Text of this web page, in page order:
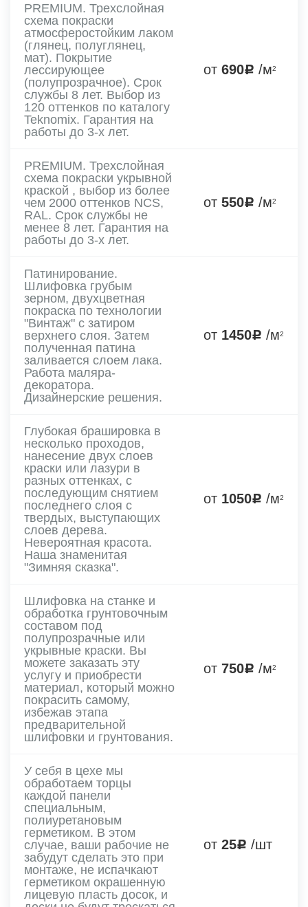
PREMIUM. Трехслойная
схема покраски
атмосферостойким лаком
(глянец, полуглянец,
мат). Покрытие
лессирующее
(полупрозрачное). Срок
службы 8 лет. Выбор из
120 оттенков по каталогу
Teknomix. Гарантия на
работы до 3-х лет.
от 690 /м2
PREMIUM. Трехслойная
схема покраски укрывной
краской , выбор из более
чем 2000 оттенков NCS,
RAL. Срок службы не
менее 8 лет. Гарантия на
работы до 3-х лет.
от 550 /м2
Патинирование.
Шлифовка грубым
зерном, двухцветная
покраска по технологии
"Винтаж" с затиром
верхнего слоя. Затем
полученная патина
заливается слоем лака.
Работа маляра-
декоратора.
Дизайнерские решения.
от 1450 /м2
Глубокая брашировка в
несколько проходов,
нанесение двух слоев
краски или лазури в
разных оттенках, с
последующим снятием
последнего слоя с
твердых, выступающих
слоев дерева.
Невероятная красота.
Наша знаменитая
"Зимняя сказка".
от 1050 /м2
Шлифовка на станке и
обработка грунтовочным
составом под
полупрозрачные или
укрывные краски. Вы
можете заказать эту
услугу и приобрести
материал, который можно
покрасить самому,
избежав этапа
предварительной
шлифовки и грунтования.
от 750 /м2
У себя в цехе мы
обработаем торцы
каждой панели
специальным,
полиуретановым
герметиком. В этом
случае, ваши рабочие не
забудут сделать это при
монтаже, не испачкают
герметиком окрашенную
лицевую пласть досок, и
от 25 /шт